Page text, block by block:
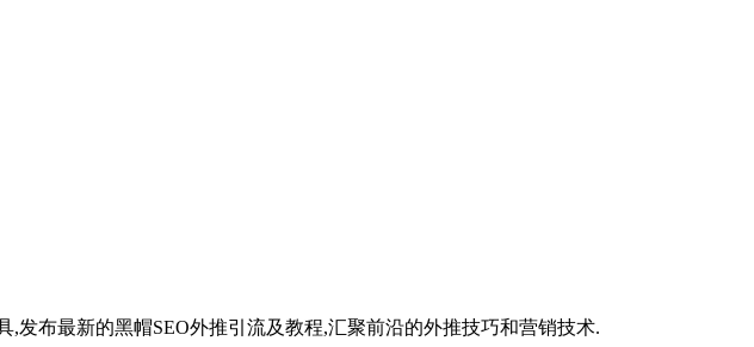
布最新的黑帽SEO外推引流及教程,汇聚前沿的外推技巧和营销技术.